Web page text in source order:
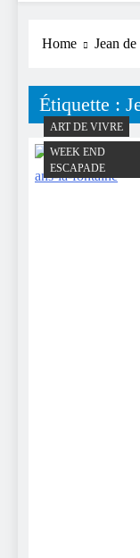
Home Jean
Étiquette :
ART DE VIVRE
WEEK END
ESCAPADE